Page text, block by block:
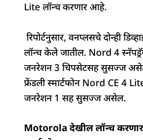
Lite लॉन्च करणार आहे.
रिपोर्टनुसार, वनप्लसचे दोन्ही
लॉन्च केले जातील. Nord 4
जनरेशन 3 चिपसेटसह सुसज्ज
फ्रेंडली स्मार्टफोन Nord CE 4
जनरेशन 1 सह सुसज्ज असेल.
Motorola देखील लॉन्च